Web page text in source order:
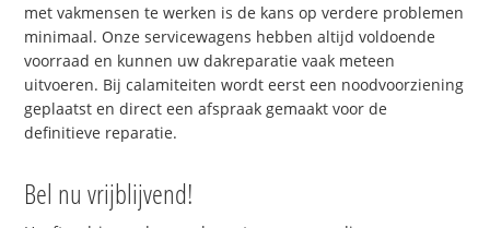
met vakmensen te werken is de kans op verdere problemen
minimaal. Onze servicewagens hebben altijd voldoende
voorraad en kunnen uw dakreparatie vaak meteen
uitvoeren. Bij calamiteiten wordt eerst een noodvoorziening
geplaatst en direct een afspraak gemaakt voor de
definitieve reparatie.
Bel nu vrijblijvend!